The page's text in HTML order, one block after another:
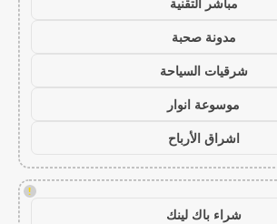
مدونة صحبة
شرقيات السياحة
موسوعة انوار
اشراق الأرباح
!
شراء باك لينك